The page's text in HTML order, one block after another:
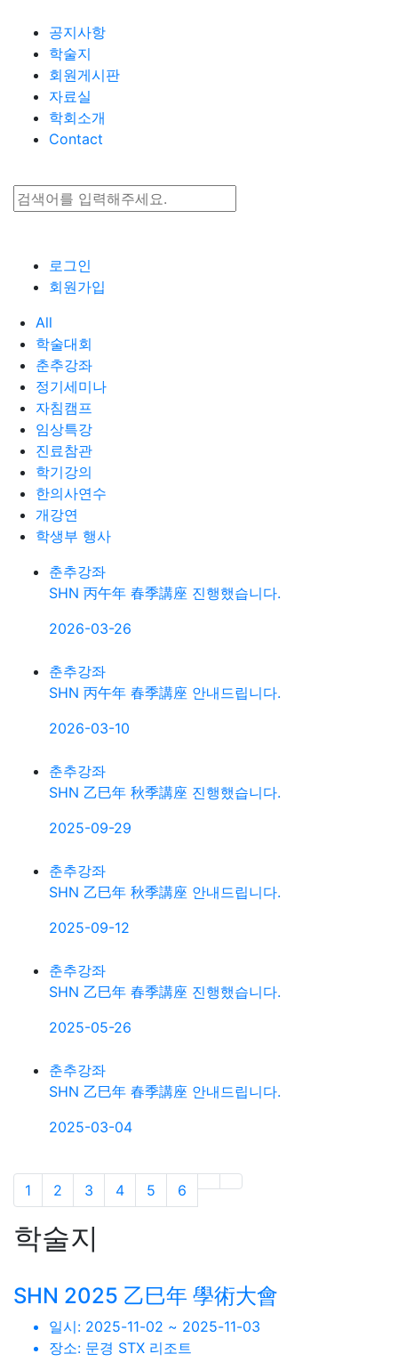
공지사항
학술지
회원게시판
자료실
학회소개
Contact
로그인
회원가입
All
학술대회
춘추강좌
정기세미나
자침캠프
임상특강
진료참관
학기강의
한의사연수
개강연
학생부 행사
춘추강좌
SHN 丙午年 春季講座 진행했습니다.
2026-03-26
춘추강좌
SHN 丙午年 春季講座 안내드립니다.
2026-03-10
춘추강좌
SHN 乙巳年 秋季講座 진행했습니다.
2025-09-29
춘추강좌
SHN 乙巳年 秋季講座 안내드립니다.
2025-09-12
춘추강좌
SHN 乙巳年 春季講座 진행했습니다.
2025-05-26
춘추강좌
SHN 乙巳年 春季講座 안내드립니다.
2025-03-04
1 2 3 4 5 6 » Last
학술지
SHN 2025 乙巳年 學術大會
일시: 2025-11-02 ~ 2025-11-03
장소: 문경 STX 리조트